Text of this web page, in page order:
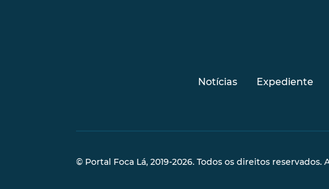
Notícias Expediente
© Portal Foca Lá, 2019-2026. Todos os direitos